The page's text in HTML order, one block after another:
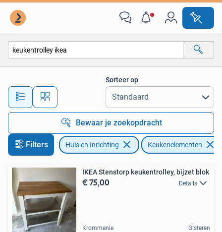
Alle afstanden…
Sorteer op
Bewaar je zoekopdracht
Filters Huis en Inrichting Keukenelementen
IKEA Stenstorp keukentrolley, bijzet blok
€ 75,00 Details
Krommenie Gisteren